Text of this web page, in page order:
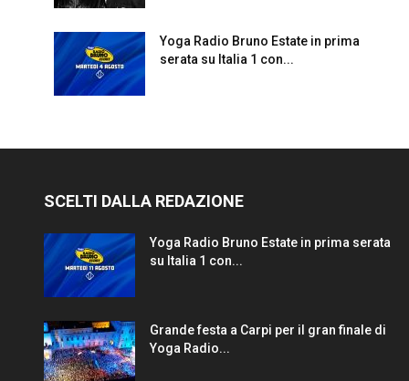
Yoga Radio Bruno Estate in prima
serata su Italia 1 con...
SCELTI DALLA REDAZIONE
Yoga Radio Bruno Estate in prima serata
su Italia 1 con...
Grande festa a Carpi per il gran finale di
Yoga Radio...